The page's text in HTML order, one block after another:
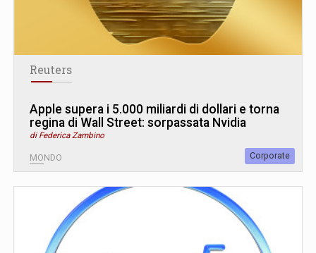
Reuters
Apple supera i 5.000 miliardi di dollari e torna
regina di Wall Street: sorpassata Nvidia
di Federica Zambino
MONDO Corporate